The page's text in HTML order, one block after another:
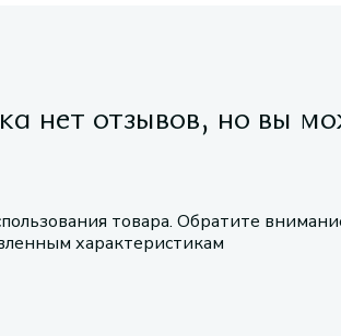
нет отзывов, но вы
товара. Обратите
характеристикам